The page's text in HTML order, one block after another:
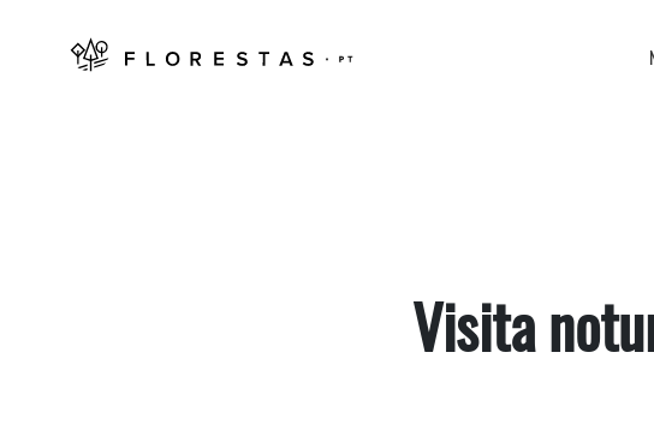
Visita